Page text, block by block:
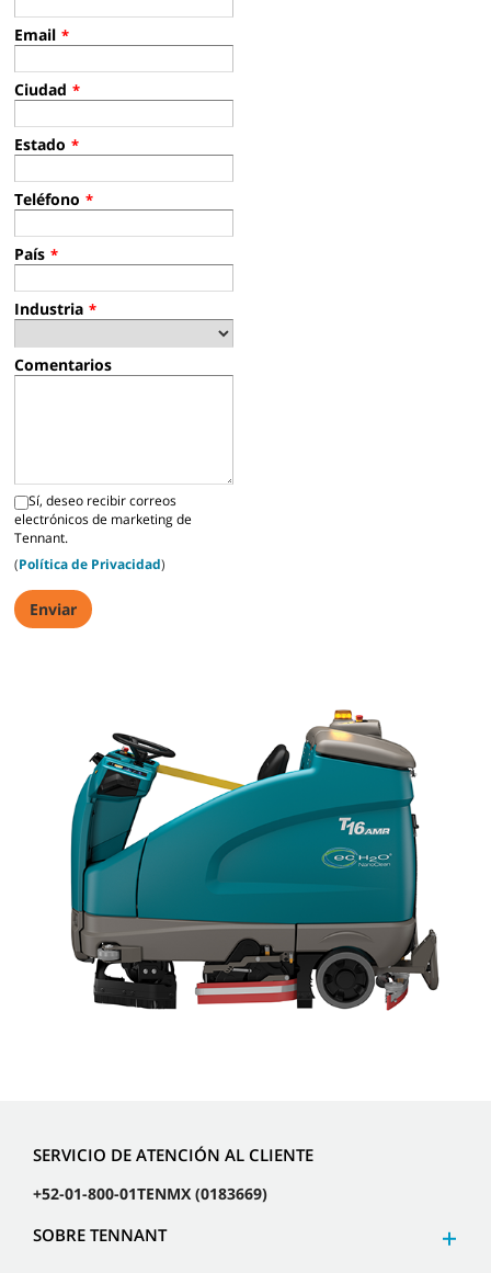
Email *
Ciudad *
Estado *
Teléfono *
País *
Industria *
Comentarios
Sí, deseo recibir correos
electrónicos de marketing de
Tennant.
(Política de Privacidad)
SERVICIO DE ATENCIÓN AL CLIENTE
+52-01-800-01TENMX (0183669)
SOBRE TENNANT